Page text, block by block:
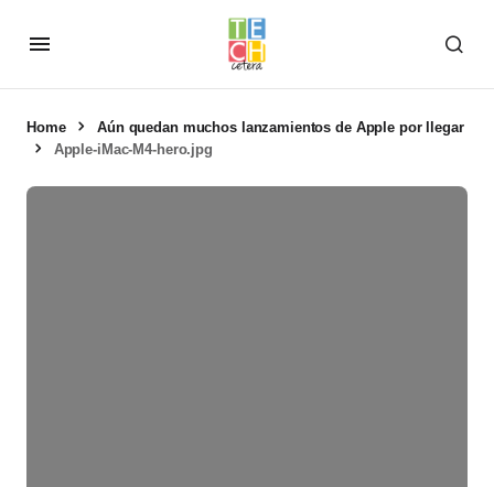
Home
Aún quedan muchos lanzamientos de Apple por llegar
Apple-iMac-M4-hero.jpg